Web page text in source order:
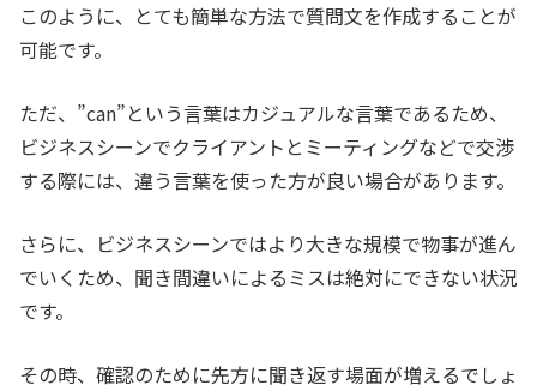
このように、とても簡単な方法で質問文を作成することが
可能です。
ただ、”can”という言葉はカジュアルな言葉であるため、
ビジネスシーンでクライアントとミーティングなどで交渉
する際には、違う言葉を使った方が良い場合があります。
さらに、ビジネスシーンではより大きな規模で物事が進ん
でいくため、聞き間違いによるミスは絶対にできない状況
です。
その時、確認のために先方に聞き返す場面が増えるでしょ